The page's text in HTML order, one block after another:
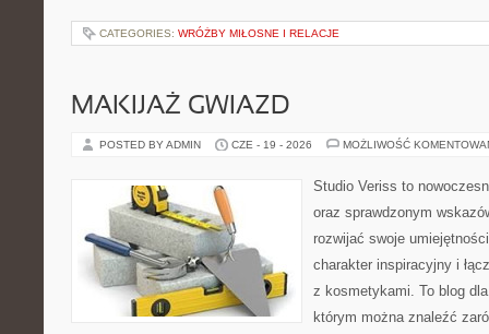
CATEGORIES: WRÓŻBY MIŁOSNE I RELACJE
MAKIJAŻ GWIAZD
POSTED BY ADMIN CZE - 19 - 2026 MOŻLIWOŚĆ
Studio Veriss to
oraz sprawdzonym
rozwijać swoje
charakter inspiracyjny i
z kosmetykami. To blog
którym można znaleźć